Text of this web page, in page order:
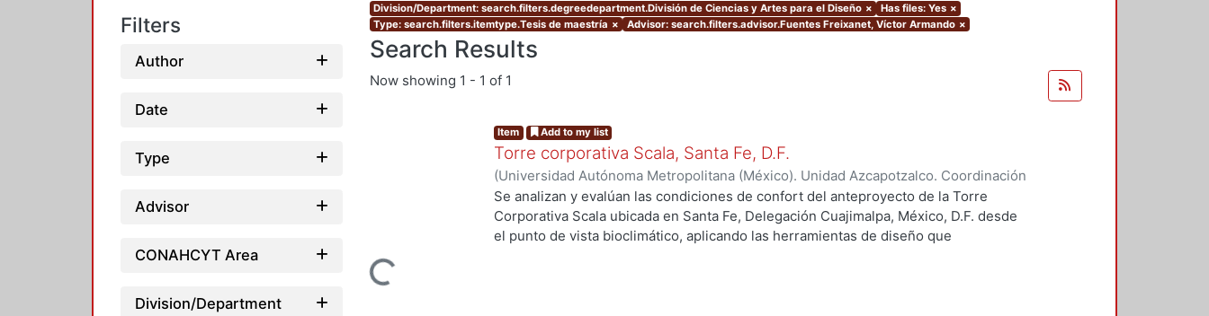
Filters
Author
Date
Type
Advisor
CONAHCYT Area
Division/Department
Division/Department: search.filters.degreedepartment.División de Ciencias y Artes para el Diseño × Has files: Yes ×
Type: search.filters.itemtype.Tesis de maestría × Advisor: search.filters.advisor.Fuentes Freixanet, Víctor Armando ×
Search Results
Now showing 1 - 1 of 1
Loading...
Item Add to my list
Torre corporativa Scala, Santa Fe, D.F.
(Universidad Autónoma Metropolitana (México). Unidad Azcapotzalco. Coordinación
de Servicios de Información.,1999)Corro Eguia, Guillermo Heriberto
Se analizan y evalúan las condiciones de confort del anteproyecto de la Torre
Corporativa Scala ubicada en Santa Fe, Delegación Cuajimalpa, México, D.F. desde
el punto de vista bioclimático, aplicando las herramientas de diseño que